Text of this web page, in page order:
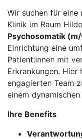
Wir suchen für
Klinik im Raum
Psychosomatik
Einrichtung eine
Patient:innen mit
Erkrankungen. Hier
engagierten Team
einem
Ihre Benefits